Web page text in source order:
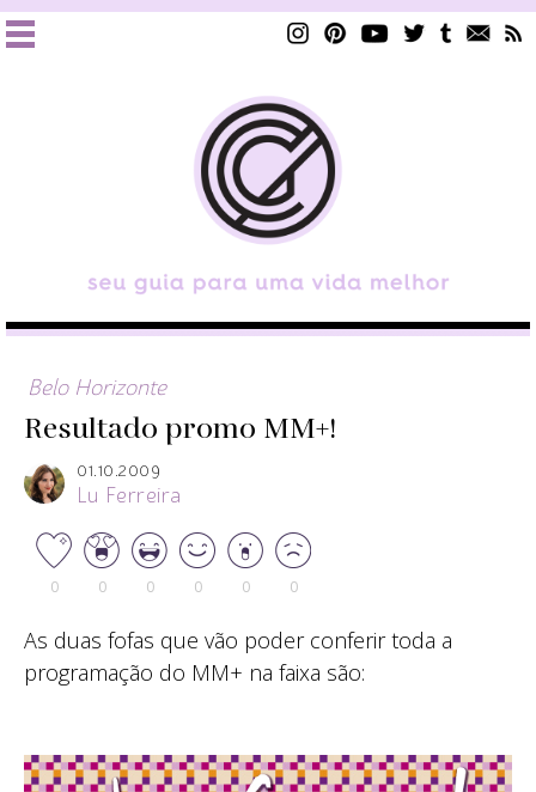
Belo Horizonte
Resultado promo MM+!
01.10.2009
Lu Ferreira
0 0 0 0 0 0
As duas fofas que vão poder conferir toda a
programação do MM+ na faixa são: